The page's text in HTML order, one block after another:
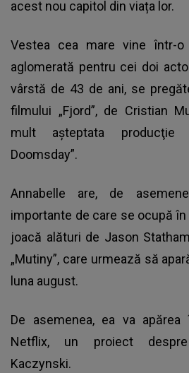
acest nou capitol din viața lor.
Vestea cea mare vine într-
aglomerată pentru cei doi
vârstă de 43 de ani, se
filmului „Fjord”, de Cristian
mult aşteptata producţie
Doomsday”.
Annabelle are, de
importante de care se ocupă în
joacă alături de Jason
„Mutiny”, care urmează să
luna august.
De asemenea, ea va apărea
Netflix, un proiect despre
Kaczynski.